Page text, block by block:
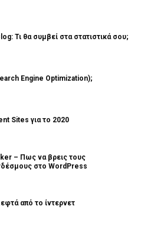
Τι θα συμβεί στα στατιστικά σου;
Engine Optimization);
Sites για το 2020
– Πως να βρεις τους
στο WordPress
από το ίντερνετ